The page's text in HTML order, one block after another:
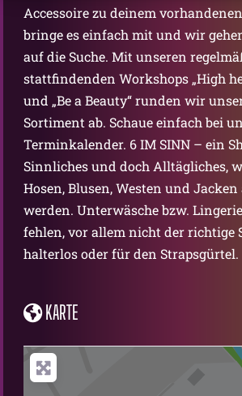
Accessoire zu deinem
bringe es einfach mit und wir
auf die Suche. Mit unseren
stattfindenden Workshops „High
und „Be a Beauty“ runden wir
Sortiment ab. Schaue einfach bei
Terminkalender. 6 IM SINN – ein
Sinnliches und doch Alltägliches,
Hosen, Blusen, Westen und Jacken
werden. Unterwäsche bzw.
fehlen, vor allem nicht der richtige
halterlos oder für den Strapsgürtel.
KARTE